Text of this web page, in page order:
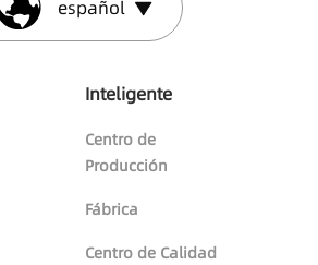
español
Inteligente
Centro de
Producción
Fábrica
Centro de Calidad